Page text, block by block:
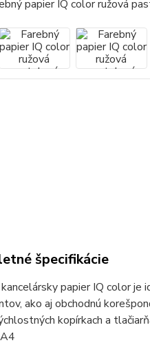
špecifikácie
papier IQ color
ako aj obchodnú
kopírkach a